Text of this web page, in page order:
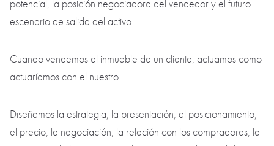
Esta es una de las fórmulas que definen nuestra forma de
Cuando compramos un inmueble para un cliente, lo miramos
Evaluamos el precio, la documentación, la liquidez, la zona, el